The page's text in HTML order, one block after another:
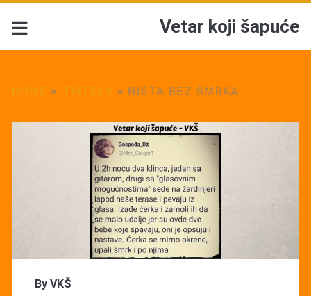
Vetar koji šapuće
> > NIŠTA BEZ ŠMRKA
By VKŠ